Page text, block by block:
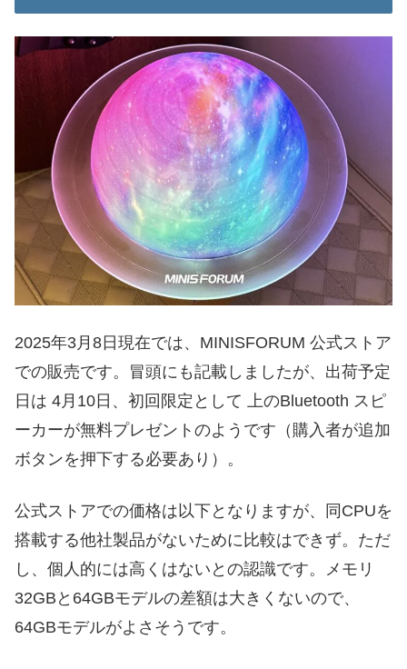
2025年3月8日現在では、MINISFORUM 公式ストア
での販売です。冒頭にも記載しましたが、出荷予定
日は 4月10日、初回限定として 上のBluetooth スピ
ーカーが無料プレゼントのようです（購入者が追加
ボタンを押下する必要あり）。
公式ストアでの価格は以下となりますが、同CPUを
搭載する他社製品がないために比較はできず。ただ
し、個人的には高くはないとの認識です。メモリ
32GBと64GBモデルの差額は大きくないので、
64GBモデルがよさそうです。